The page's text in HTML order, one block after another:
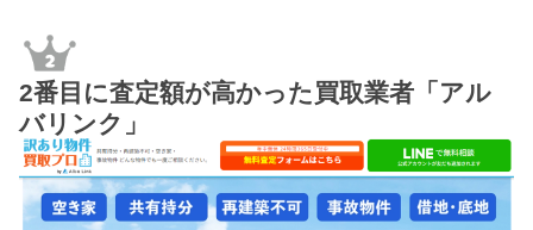
2番目に査定額が高かった買取業者「アル
バリンク」